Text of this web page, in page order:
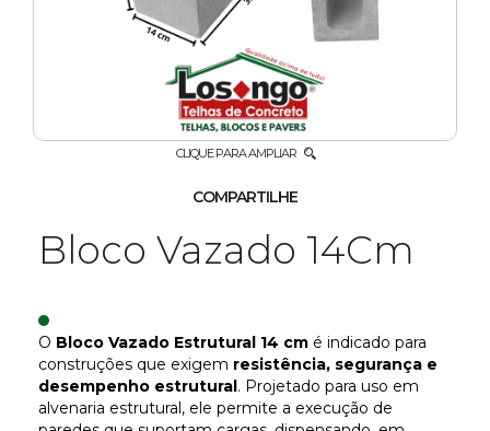
TELHAS
DÚVIDAS
FREQUENTES
CONTATO
CLIQUE PARA AMPLIAR
COMPARTILHE
Bloco Vazado 14Cm
O Bloco Vazado Estrutural 14 cm é indicado para
construções que exigem resistência, segurança e
desempenho estrutural . Projetado para uso em
alvenaria estrutural, ele permite a execução de